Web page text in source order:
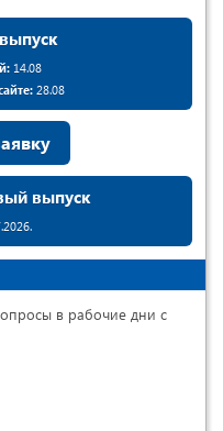
14.08
28.08
выпуск
в рабочие дни с